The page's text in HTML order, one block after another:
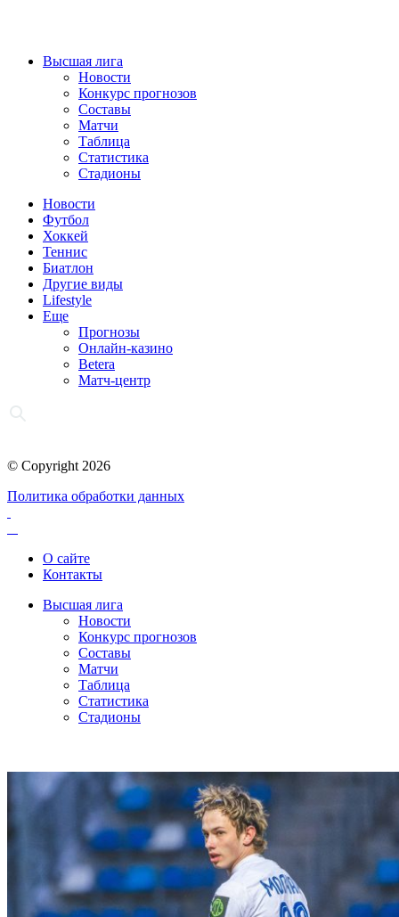
Высшая лига
Новости
Конкурс прогнозов
Составы
Матчи
Таблица
Статистика
Стадионы
Новости
Футбол
Хоккей
Теннис
Биатлон
Другие виды
Lifestyle
Еще
Прогнозы
Онлайн-казино
Betera
Матч-центр
© Copyright 2026
Политика обработки данных
О сайте
Контакты
Высшая лига
Новости
Конкурс прогнозов
Составы
Матчи
Таблица
Статистика
Стадионы